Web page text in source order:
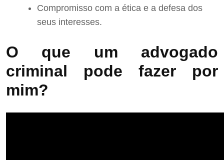
Compromisso com a ética e a defesa dos
seus interesses.
O que um advogado
criminal pode fazer por
mim?